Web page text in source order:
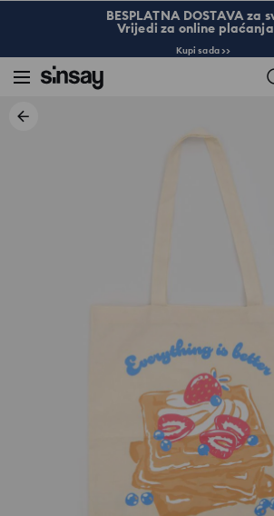
BESPLATNA DOSTAVA za
Vrijedi za online
Kupi sada >>